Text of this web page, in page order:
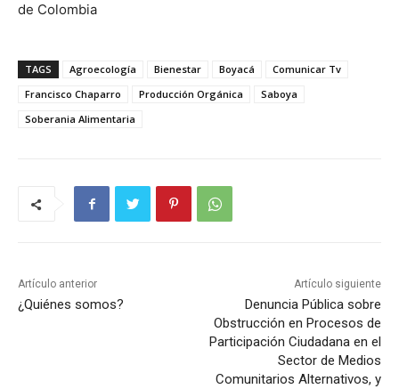
de Colombia
TAGS Agroecología Bienestar Boyacá
Comunicar Tv
Francisco Chaparro
Producción Orgánica
Saboya
Soberania Alimentaria
Artículo anterior
¿Quiénes somos?
Artículo siguiente
Denuncia Pública sobre
Obstrucción en Procesos de
Participación Ciudadana en el
Sector de Medios
Comunitarios Alternativos, y